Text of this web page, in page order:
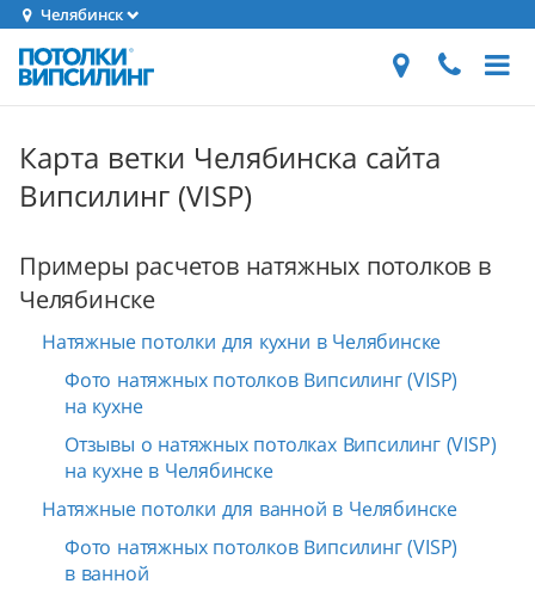
Челябинск
Карта ветки Челябинска сайта
Випсилинг (VISP)
Примеры расчетов натяжных потолков в
Челябинске
Натяжные потолки для кухни в Челябинске
Фото натяжных потолков Випсилинг (VISP)
на кухне
Отзывы о натяжных потолках Випсилинг (VISP)
на кухне в Челябинске
Натяжные потолки для ванной в Челябинске
Фото натяжных потолков Випсилинг (VISP)
в ванной